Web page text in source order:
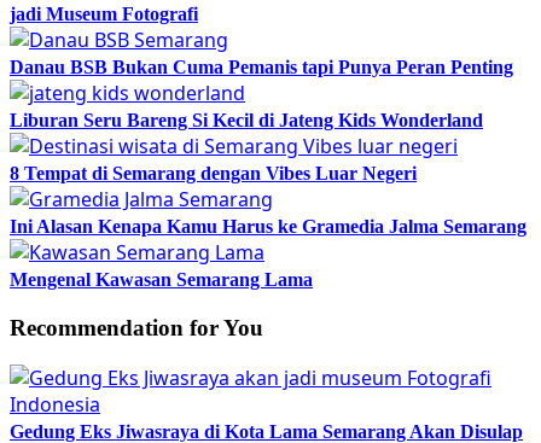
jadi Museum Fotografi
Danau BSB Bukan Cuma Pemanis tapi Punya Peran Penting
Liburan Seru Bareng Si Kecil di Jateng Kids Wonderland
8 Tempat di Semarang dengan Vibes Luar Negeri
Ini Alasan Kenapa Kamu Harus ke Gramedia Jalma Semarang
Mengenal Kawasan Semarang Lama
Recommendation for You
Gedung Eks Jiwasraya di Kota Lama Semarang Akan Disulap